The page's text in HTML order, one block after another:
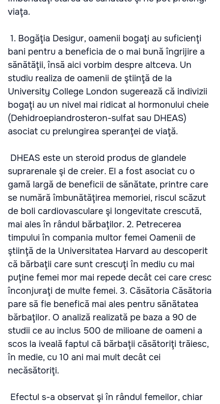
viaţa.
1. Bogăţia Desigur, oamenii bogaţi au suficienţi
bani pentru a beneficia de o mai bună îngrijire a
sănătăţii, însă aici vorbim despre altceva. Un
studiu realiza de oamenii de ştiinţă de la
University College London sugerează că indivizii
bogaţi au un nivel mai ridicat al hormonului cheie
(Dehidroepiandrosteron-sulfat sau DHEAS)
asociat cu prelungirea speranţei de viaţă.
DHEAS este un steroid produs de glandele
suprarenale şi de creier. El a fost asociat cu o
gamă largă de beneficii de sănătate, printre care
se numără îmbunătăţirea memoriei, riscul scăzut
de boli cardiovasculare şi longevitate crescută,
mai ales în rândul bărbaţilor. 2. Petrecerea
timpului în compania multor femei Oamenii de
ştiinţă de la Universitatea Harvard au descoperit
că bărbaţii care sunt crescuţi în mediu cu mai
puţine femei mor mai repede decât cei care cresc
înconjuraţi de multe femei. 3. Căsătoria Căsătoria
pare să fie benefică mai ales pentru sănătatea
bărbaţilor. O analiză realizată pe baza a 90 de
studii ce au inclus 500 de milioane de oameni a
scos la iveală faptul că bărbaţii căsătoriţi trăiesc,
în medie, cu 10 ani mai mult decât cei
necăsătoriţi.
Efectul s-a observat şi în rândul femeilor, chiar